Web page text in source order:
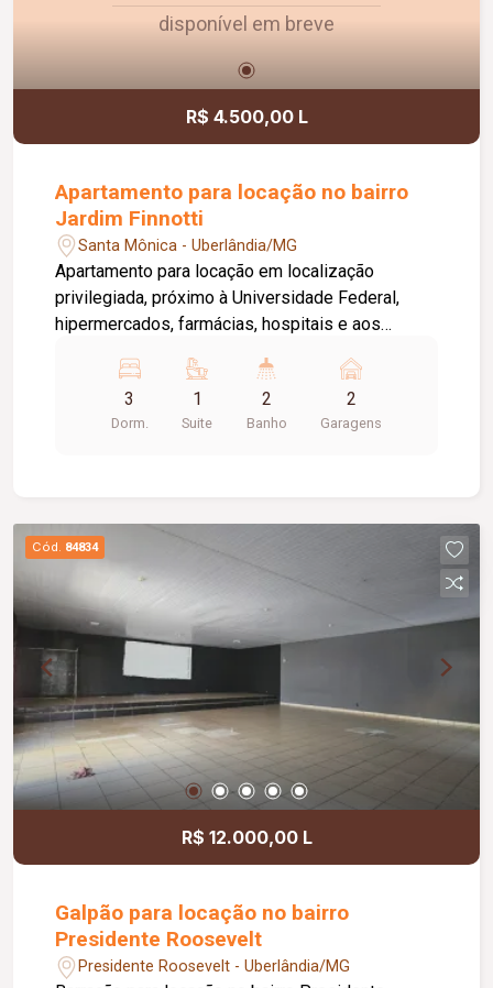
disponível em breve
R$ 4.500,00 L
Apartamento para locação no bairro
Jardim Finnotti
Santa Mônica - Uberlândia/MG
Apartamento para locação em localização
privilegiada, próximo à Universidade Federal,
hipermercados, farmácias, hospitais e aos
03 quartos, sendo 01 suíte ampla com closet,
oferecendo conforto e praticidade para toda a
família. Possui sala espaçosa com vista livre,
de lazer e confraternização. O apartamento
dispõe ainda de elevador e 02 vagas de
garagem.
3
Dorm.
1
Suite
2
Banho
2
Garagens
Cód. 84834
R$ 12.000,00 L
Galpão para locação no bairro
Presidente Roosevelt
Presidente Roosevelt - Uberlândia/MG